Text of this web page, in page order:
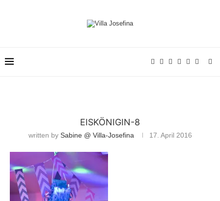
EISKÖNIGIN-8
written by Sabine @ Villa-Josefina 17. April 2016